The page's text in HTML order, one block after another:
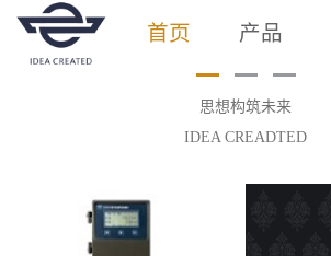
首页 产品
思想构筑未来
IDEA CREADTED